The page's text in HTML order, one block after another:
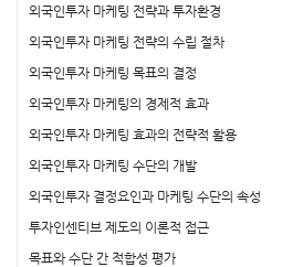
외국인투자 마케팅 전략과 투자환경
외국인투자 마케팅 전략의 수립 절차
외국인투자 마케팅 목표의 결정
외국인투자 마케팅의 경제적 효과
외국인투자 마케팅 효과의 전략적 활용
외국인투자 마케팅 수단의 개발
외국인투자 결정요인과 마케팅 수단의 속성
투자인센티브 제도의 이론적 접근
목표와 수단 간 적합성 평가